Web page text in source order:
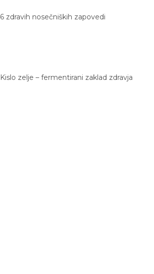
6 zdravih nosečniških zapovedi
Kislo zelje – fermentirani zaklad zdravja